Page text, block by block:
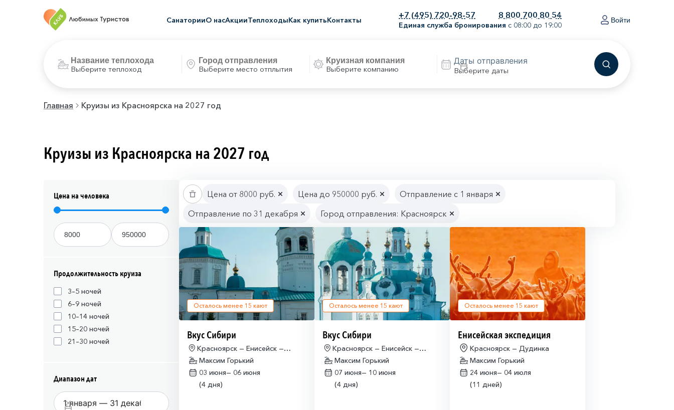
СанаторииО насАкцииТеплоходыКак купитьКонтакты
+7 (495) 720-98-57 8 800 700 80 54
Единая служба бронирования с 08:00 до 19:00
Войти
Выберите теплоход Выберите место отплытия Выберите компанию Выберите даты
Главная Круизы из Красноярска на 2027 год
Круизы из Красноярска на 2027 год
Цена на человека
Продолжительность круиза
3–5 ночей
6–9 ночей
10–14 ночей
15–20 ночей
21–30 ночей
Диапазон дат
Цена от 8000 руб. Цена до 950000 руб.
Отправление с 1 января
Отправление по 31 декабря
Город отправления: Красноярск
Осталось менее 15 кают
Вкус Сибири
Красноярск — Енисейск —
Красноярск
Максим Горький
03 июня— 06 июня
(4 дня)
Осталось менее 15 кают
Вкус Сибири
Красноярск — Енисейск —
Красноярск
Максим Горький
07 июня— 10 июня
(4 дня)
Осталось менее 15 кают
Енисейская экспедиция
Красноярск — Дудинка
Максим Горький
24 июня— 04 июля
(11 дней)